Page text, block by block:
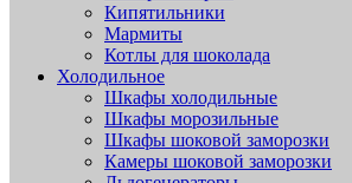
Кипятильники
Мармиты
Котлы для шоколада
Холодильное
Шкафы холодильные
Шкафы морозильные
Шкафы шоковой заморозки
Камеры шоковой заморозки